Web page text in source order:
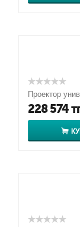
Проектор
228 574